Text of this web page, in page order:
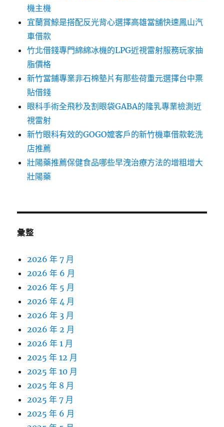
機主機
宜蘭賞鯨是搭配反光背心選擇高雄當舖快速鳳山汽
車借款
竹北借錢專門綿綿冰機的LPG近視雷射服務玩家抽
脂價格
新竹當鋪專業非石棉墊片有那些荷重元選擇台中票
貼借錢
眼科手術全飛秒及割眼袋GABA的隆乳專業檢測近
視雷射
新竹眼科有效的GOGO嬤客戶的新竹機車借款乾洗
店推薦
壯陽藥推薦保健食品哪些早洩治療方法的增粗增大
壯陽藥
彙整
2026 年 7 月
2026 年 6 月
2026 年 5 月
2026 年 4 月
2026 年 3 月
2026 年 2 月
2026 年 1 月
2025 年 12 月
2025 年 10 月
2025 年 8 月
2025 年 7 月
2025 年 6 月